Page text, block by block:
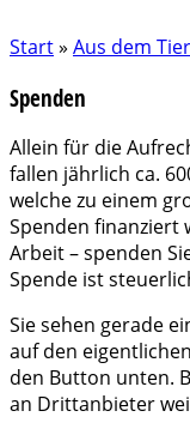
Start» Aus dem
Spenden
Allein für die
fallen jährlich ca.
welche zu einem
Spenden finanziert
Arbeit – spenden
Spende ist
Sie sehen gerade
auf den
den Button unten.
an Drittanbieter